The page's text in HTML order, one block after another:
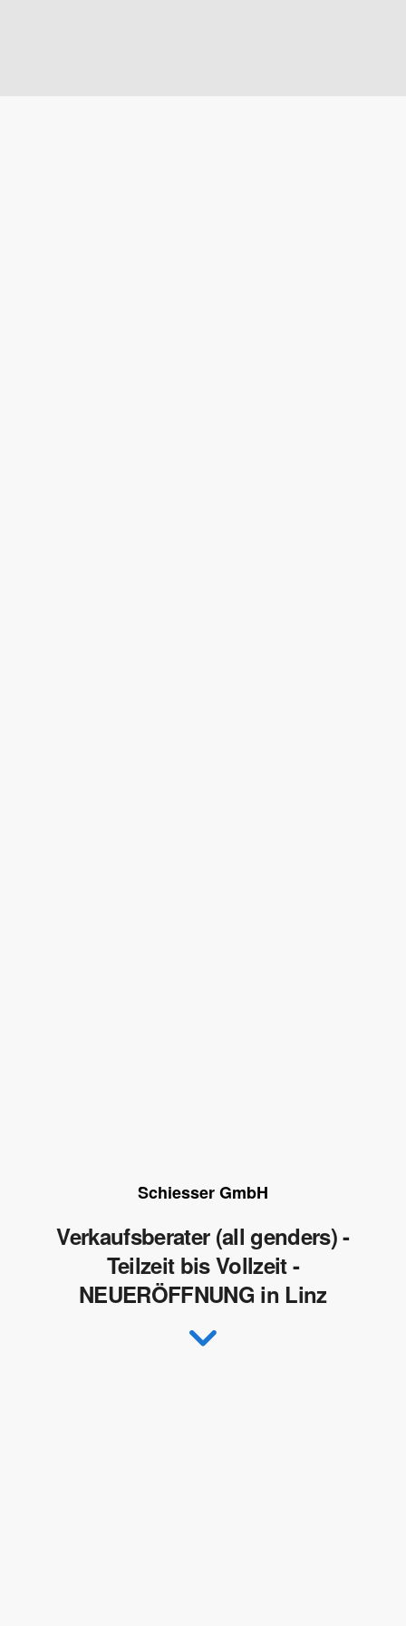
Schiesser GmbH
Verkaufsberater (all genders) -
Teilzeit bis Vollzeit -
NEUERÖFFNUNG in Linz